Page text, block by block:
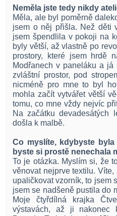
Neměla jste tedy nikdy
Měla, ale byl poměrně
jsem o něj přišla. Než děti
jsem špendlila v pokoji na
byly větší, až vlastně po
prostory, které jsem hrdě
Modřanech v paneláku a
zvláštní prostor, pod
nicméně pro mne to byl
mohla začít vytvářet větší
tomu, co mne vždy nejvíc
Na začátku
došla k malbě.
Co myslíte, kdybyste
byste si prostě nenechala
To je otázka. Myslím si, že
věnovat nejprve textilu.
upaličkovat vzorník, to jsem
jsem se nadšeně pustila do
Moje čtyřdílná krajka
výstavách, až ji nakonec